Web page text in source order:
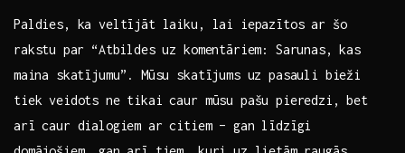
Paldies, ‌ka ‌veltījāt laiku,‌ lai iepazītos ar šo‍
rakstu ⁤par “Atbildes uz komentāriem: Sarunas, kas
⁣maina skatījumu”. Mūsu skatījums uz pasauli bieži
tiek veidots‍ ne tikai caur mūsu pašu pieredzi, bet
arī caur dialogiem ar citiem – gan līdzīgi